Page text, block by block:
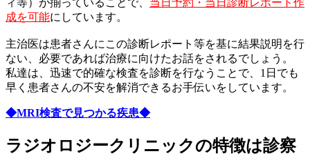
ィ等）が揃っていることで、 当日予約・当日診断レポート作
成を可能にしています。
主治医は患者さんにこの診断レポート等を基に結果説明を行
ない、必要であれば治療に向けたお話をされるでしょう。
私達は、迅速で的確な検査を診断を行なうことで、1日でも
早く患者さんの不安を解消できるお手伝いをしています。
◆MRI検査で見つかる疾患◆
ラジオロジークリニックの特徴は診察